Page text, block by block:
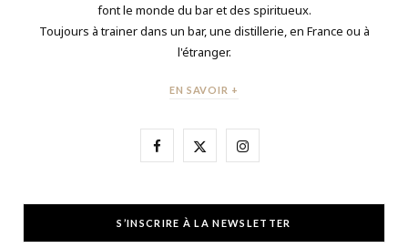
font le monde du bar et des spiritueux.
Toujours à trainer dans un bar, une distillerie, en France ou à
l'étranger.
EN SAVOIR +
F X I
S’INSCRIRE À LA NEWSLETTER